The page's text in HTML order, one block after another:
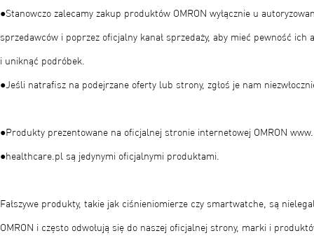
●Stanowczo zalecamy zakup produktów OMRON wyłącznie u
sprzedawców i poprzez oficjalny kanał sprzedaży, aby mieć pewność ich
i uniknąć podróbek.
●Jeśli natrafisz na podejrzane oferty lub strony, zgłoś je nam
●Produkty prezentowane na oficjalnej stronie internetowej OMRON
●healthcare.pl są jedynymi oficjalnymi produktami.​
Fałszywe produkty, takie jak ciśnieniomierze czy smartwatche, są
OMRON i często odwołują się do naszej oficjalnej strony, marki i